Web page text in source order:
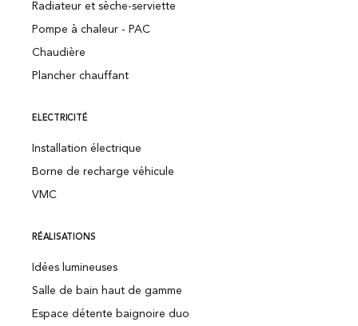
Radiateur et sèche-serviette
Pompe à chaleur - PAC
Chaudière
Plancher chauffant
ELECTRICITÉ
Installation électrique
Borne de recharge véhicule
VMC
RÉALISATIONS
Idées lumineuses
Salle de bain haut de gamme
Espace détente baignoire duo